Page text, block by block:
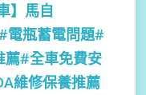
】馬自
電瓶蓄電問題#
薦#全車免費安
維修保養推薦